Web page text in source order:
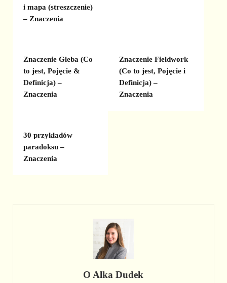
i mapa (streszczenie)
– Znaczenia
Znaczenie Gleba (Co
to jest, Pojęcie &
Definicja) –
Znaczenia
Znaczenie Fieldwork
(Co to jest, Pojęcie i
Definicja) –
Znaczenia
30 przykładów
paradoksu –
Znaczenia
O Alka Dudek